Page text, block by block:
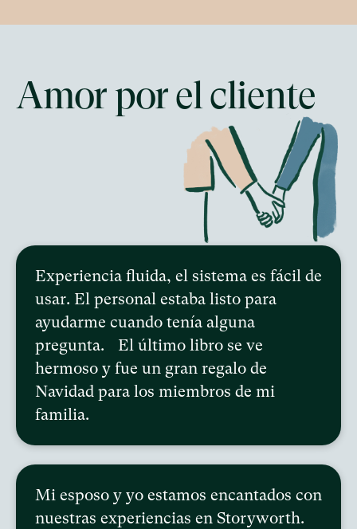
Amor por el cliente
Experiencia fluida, el sistema es fácil de
usar. El personal estaba listo para
ayudarme cuando tenía alguna
pregunta. El último libro se ve
hermoso y fue un gran regalo de
Navidad para los miembros de mi
familia.
Mi esposo y yo estamos encantados con
nuestras experiencias en Storyworth.